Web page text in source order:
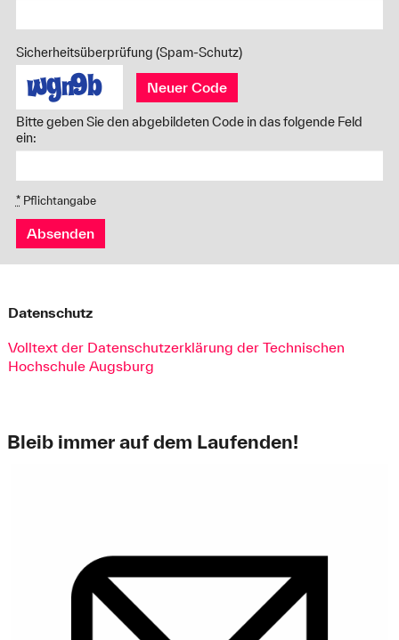
Sicherheitsüberprüfung (Spam-Schutz)
Neuer Code
Bitte geben Sie den abgebildeten Code in das folgende Feld
ein:
*Pflichtangabe
Absenden
Datenschutz
Volltext der Datenschutzerklärung der Technischen
Hochschule Augsburg
Bleib immer auf dem Laufenden!